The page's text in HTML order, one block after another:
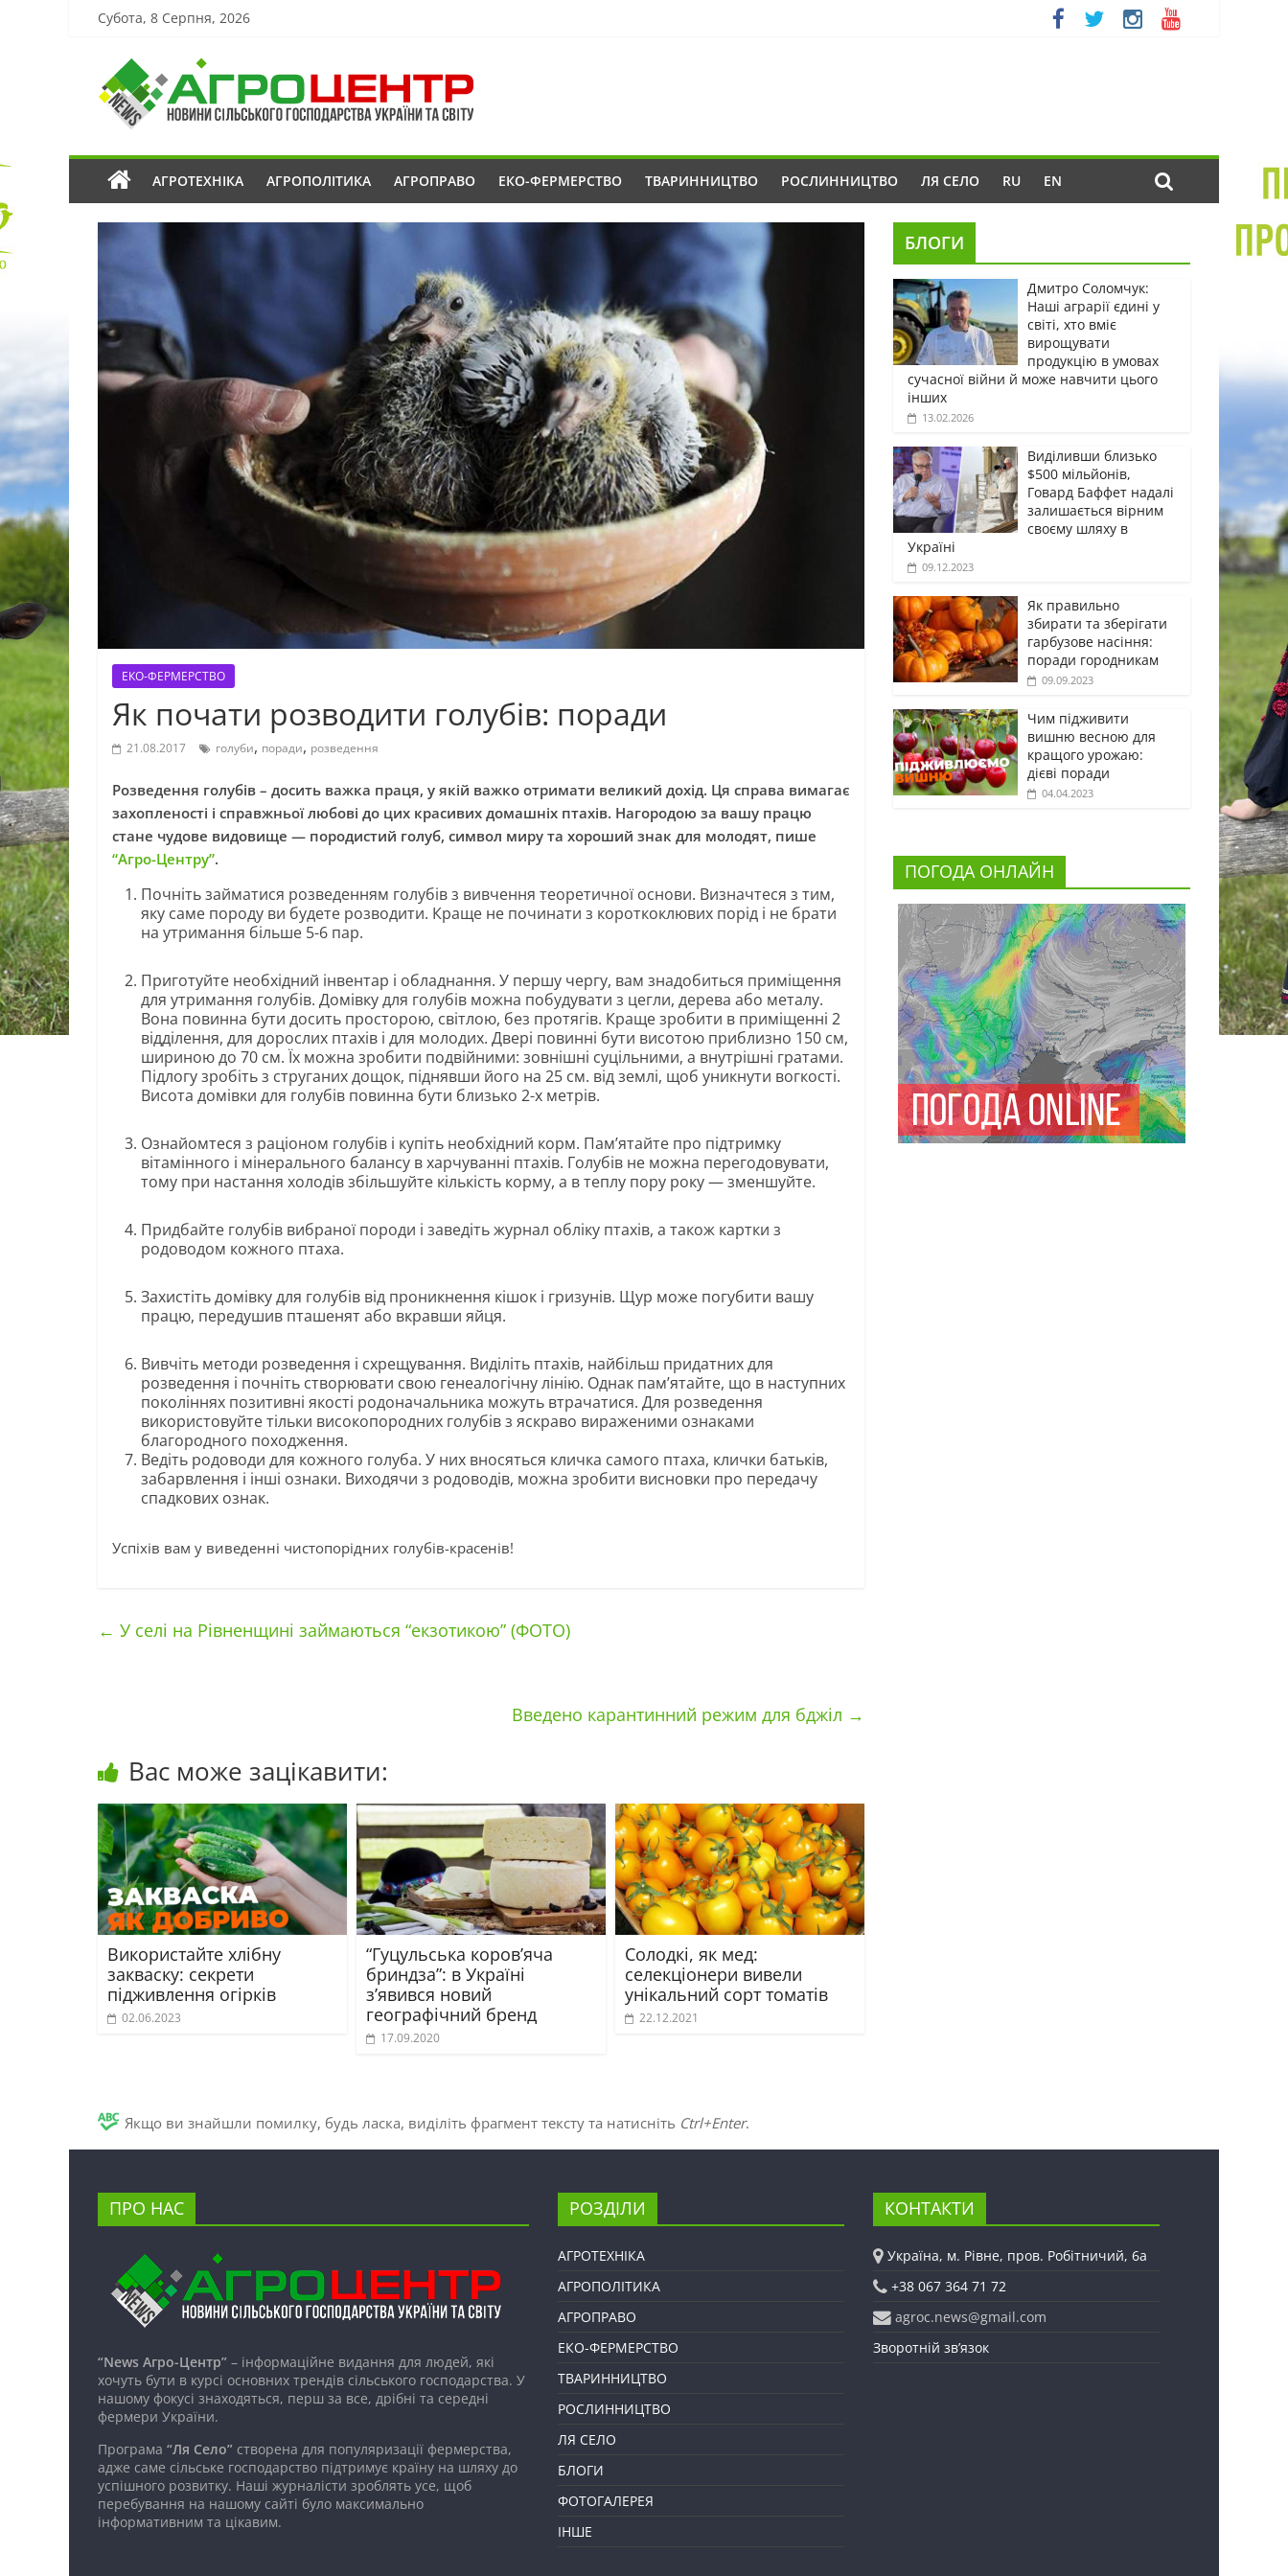
Субота, 8 Серпня, 2026
АГРОТЕХНІКА АГРОПОЛІТИКА АГРОПРАВО ЕКО-ФЕРМЕРСТВО ТВАРИННИЦТВО РОСЛИННИЦТВО ЛЯ СЕЛО RU EN
ЕКО-ФЕРМЕРСТВО
Як почати розводити голубів: поради
21.08.2017 голуби, поради, розведення
Розведення голубів – досить важка праця, у якій важко отримати великий дохід. Ця справа вимагає
захопленості і справжньої любові до цих красивих домашніх птахів. Нагородою за вашу працю
стане чудове видовище — породистий голуб, символ миру та хороший знак для молодят, пише
“Агро-Центру”.
Почніть займатися розведенням голубів з вивчення теоретичної основи. Визначтеся з тим,
яку саме породу ви будете розводити. Краще не починати з короткоклювих порід і не брати
на утримання більше 5-6 пар.
Приготуйте необхідний інвентар і обладнання. У першу чергу, вам знадобиться приміщення
для утримання голубів. Домівку для голубів можна побудувати з цегли, дерева або металу.
Вона повинна бути досить просторою, світлою, без протягів. Краще зробити в приміщенні 2
відділення, для дорослих птахів і для молодих. Двері повинні бути висотою приблизно 150 см,
шириною до 70 см. Їх можна зробити подвійними: зовнішні суцільними, а внутрішні гратами.
Підлогу зробіть з струганих дощок, піднявши його на 25 см. від землі, щоб уникнути вогкості.
Висота домівки для голубів повинна бути близько 2-х метрів.
Ознайомтеся з раціоном голубів і купіть необхідний корм. Пам’ятайте про підтримку
вітамінного і мінерального балансу в харчуванні птахів. Голубів не можна перегодовувати,
тому при настання холодів збільшуйте кількість корму, а в теплу пору року — зменшуйте.
Придбайте голубів вибраної породи і заведіть журнал обліку птахів, а також картки з
родоводом кожного птаха.
Захистіть домівку для голубів від проникнення кішок і гризунів. Щур може погубити вашу
працю, передушив пташенят або вкравши яйця.
Вивчіть методи розведення і схрещування. Виділіть птахів, найбільш придатних для
розведення і почніть створювати свою генеалогічну лінію. Однак пам’ятайте, що в наступних
поколіннях позитивні якості родоначальника можуть втрачатися. Для розведення
використовуйте тільки високопородних голубів з яскраво вираженими ознаками
благородного походження.
Ведіть родоводи для кожного голуба. У них вносяться кличка самого птаха, клички батьків,
забарвлення і інші ознаки. Виходячи з родоводів, можна зробити висновки про передачу
спадкових ознак.
Успіхів вам у виведенні чистопорідних голубів-красенів!
← У селі на Рівненщині займаються “екзотикою” (ФОТО)
Введено карантинний режим для бджіл →
Вас може зацікавити:
Використайте хлібну
закваску: секрети
підживлення огірків
02.06.2023
“Гуцульська коров’яча
бриндза”: в Україні
з’явився новий
географічний бренд
17.09.2020
Солодкі, як мед:
селекціонери вивели
унікальний сорт томатів
22.12.2021
БЛОГИ
Дмитро Соломчук:
Наші аграрії єдині у
світі, хто вміє
вирощувати
продукцію в умовах
сучасної війни й може навчити цього
інших
13.02.2026
Виділивши близько
$500 мільйонів,
Говард Баффет надалі
залишається вірним
своєму шляху в
Україні
09.12.2023
Як правильно
збирати та зберігати
гарбузове насіння:
поради городникам
09.09.2023
Чим підживити
вишню весною для
кращого урожаю:
дієві поради
04.04.2023
ПОГОДА ОНЛАЙН
Якщо ви знайшли помилку, будь ласка, виділіть фрагмент тексту та натисніть Ctrl+Enter.
ПРО НАС
“News Агро-Центр” – інформаційне видання для людей, які
хочуть бути в курсі основних трендів сільського господарства. У
нашому фокусі знаходяться, перш за все, дрібні та середні
фермери України.
Програма “Ля Село” створена для популяризації фермерства,
адже саме сільське господарство підтримує країну на шляху до
успішного розвитку. Наші журналісти зроблять усе, щоб
перебування на нашому сайті було максимально
інформативним та цікавим.
РОЗДІЛИ
АГРОТЕХНІКА
АГРОПОЛІТИКА
АГРОПРАВО
ЕКО-ФЕРМЕРСТВО
ТВАРИННИЦТВО
РОСЛИННИЦТВО
ЛЯ СЕЛО
БЛОГИ
ФОТОГАЛЕРЕЯ
ІНШЕ
КОНТАКТИ
Україна, м. Рівне, пров. Робітничий, 6а
+38 067 364 71 72
agroc.news@gmail.com
Зворотній зв’язок